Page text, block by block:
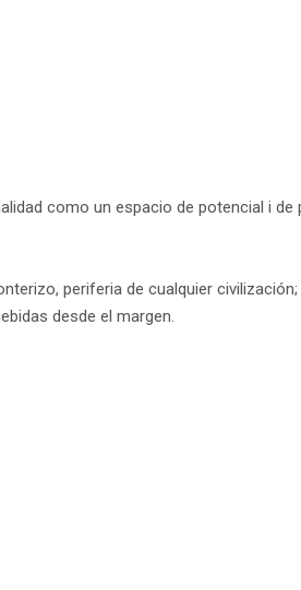
como un espacio de potencial i
periferia de cualquier
desde el margen.